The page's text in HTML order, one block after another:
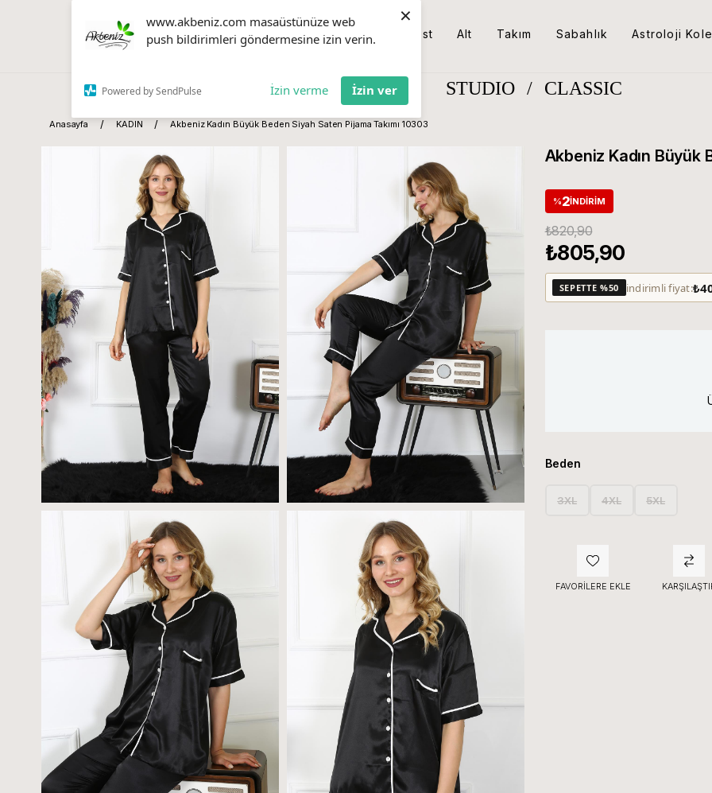
www.akbeniz.com masaüstünüze web
push bildirimleri göndermesine izin verin.
Powered by SendPulse İzin verme İzin ver
×
Üst Alt Takım Sabahlık Astroloji
STUDIO / CLASSIC
Anasayfa KADIN Akbeniz Kadın Büyük Beden Siyah Saten Pijama Takımı 10303
Akbeniz Kadın Büyük
%2İNDIRIM
₺820,90
₺805,90
SEPETTE %50 indirimli fiyat:
Beden
3XL 4XL 5XL
FAVORILERE EKLE